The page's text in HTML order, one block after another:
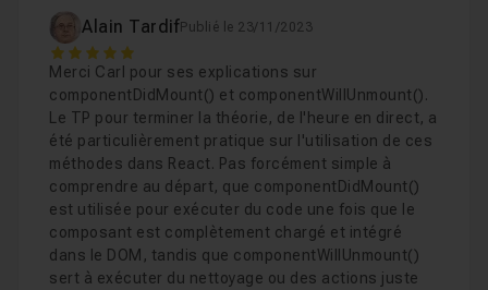
Alain TardifPublié le 23/11/2023
5
Merci Carl pour ses explications sur
componentDidMount() et componentWillUnmount().
Le TP pour terminer la théorie, de l'heure en direct, a
été particulièrement pratique sur l'utilisation de ces
méthodes dans React. Pas forcément simple à
comprendre au départ, que componentDidMount()
est utilisée pour exécuter du code une fois que le
composant est complètement chargé et intégré
dans le DOM, tandis que componentWillUnmount()
sert à exécuter du nettoyage ou des actions juste